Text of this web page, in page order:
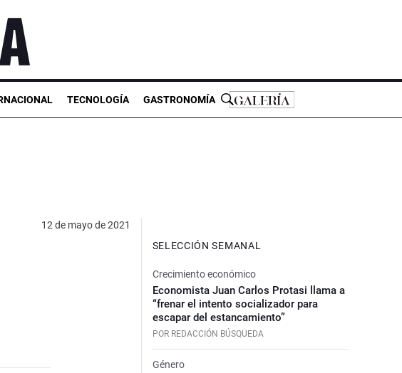
TECNOLOGÍA GASTRONOMÍA
12 de mayo de 2021
SELECCIÓN SEMANAL
Crecimiento económico
Economista Juan Carlos Protasi llama a
“frenar el intento socializador para
escapar del estancamiento”
POR REDACCIÓN BÚSQUEDA
Género